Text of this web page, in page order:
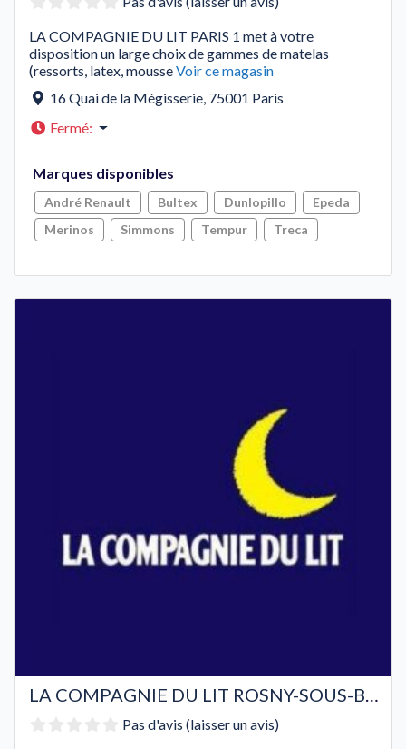
LA COMPAGNIE DU LIT PARIS 1 met à votre
disposition un large choix de gammes de matelas
(ressorts, latex, mousseVoir ce magasin
16 Quai de la Mégisserie, 75001 Paris
Fermé:
Marques disponibles
André Renault Bultex Dunlopillo
Epeda
Merinos
Simmons Tempur Treca
LA COMPAGNIE DU LIT ROSNY-SOUS-BOIS
Pas d'avis (laisser un avis)